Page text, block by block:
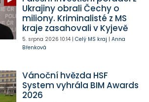
Ukrajiny obrali Čechy o
miliony. Kriminalisté z MS
kraje zasahovali v Kyjevě
5. srpna 2026 10:14| Celý MS kraj | Anna
Břenková
Vánoční hvězda HSF
System vyhrála BIM Awards
2026